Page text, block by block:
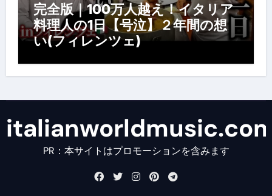
完全版｜100万人越え！イタリア
料理人の1日【号泣】２年間の想
い(フィレンツェ)
PR：本サイトはプロモーションを含みます